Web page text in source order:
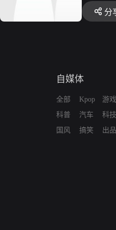
分
自媒体
全部
科普
国风
Kpop
汽车
搞笑
游戏
科技
出